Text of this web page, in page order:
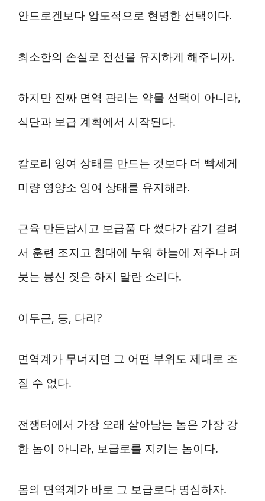
안드로겐보다 압도적으로 현명한 선택이다.
최소한의 손실로 전선을 유지하게 해주니까.
하지만 진짜 면역 관리는 약물 선택이 아니라,
식단과 보급 계획에서 시작된다.
칼로리 잉여 상태를 만드는 것보다 더 빡세게
미량 영양소 잉여 상태를 유지해라.
근육 만든답시고 보급품 다 썼다가 감기 걸려
서 훈련 조지고 침대에 누워 하늘에 저주나 퍼
붓는 븅신 짓은 하지 말란 소리다.
이두근, 등, 다리?
면역계가 무너지면 그 어떤 부위도 제대로 조
질 수 없다.
전쟁터에서 가장 오래 살아남는 놈은 가장 강
한 놈이 아니라, 보급로를 지키는 놈이다.
몸의 면역계가 바로 그 보급로다 명심하자.